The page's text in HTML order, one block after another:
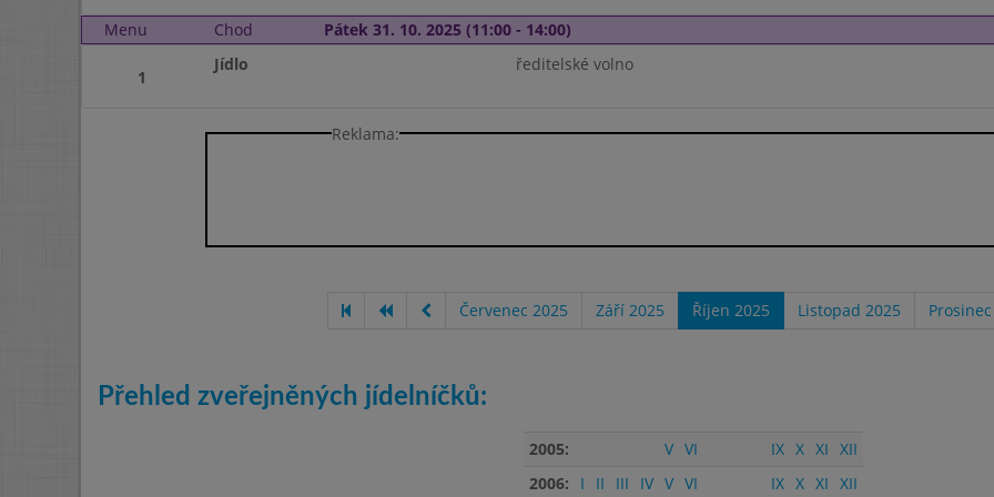
Menu Chod Pátek 31. 10. 2025 (11:00 - 14:00)
1
Jídlo ředitelské volno
Reklama:
Červenec 2025 Září 2025 Říjen 2025 Listopad 2025
Přehled zveřejněných jídelníčků:
2005: V VI IX X XI XII
2006:
I II III IV V VI IX X XI XII